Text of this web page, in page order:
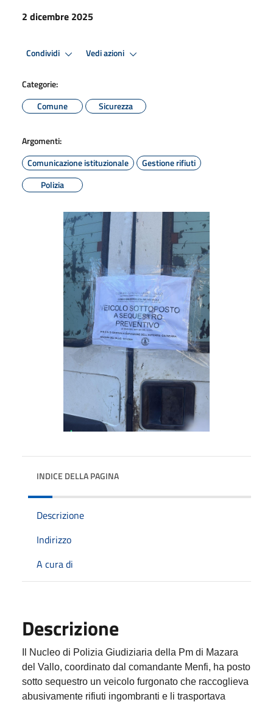
2 dicembre 2025
Condividi Vedi azioni
Categorie:
Comune
Sicurezza
Argomenti:
Comunicazione istituzionale
Gestione rifiuti
Polizia
INDICE DELLA PAGINA
Descrizione
Indirizzo
A cura di
Descrizione
Il Nucleo di Polizia Giudiziaria della Pm di Mazara
del Vallo, coordinato dal comandante Menfi, ha posto
sotto sequestro un veicolo furgonato che raccoglieva
abusivamente rifiuti ingombranti e li trasportava